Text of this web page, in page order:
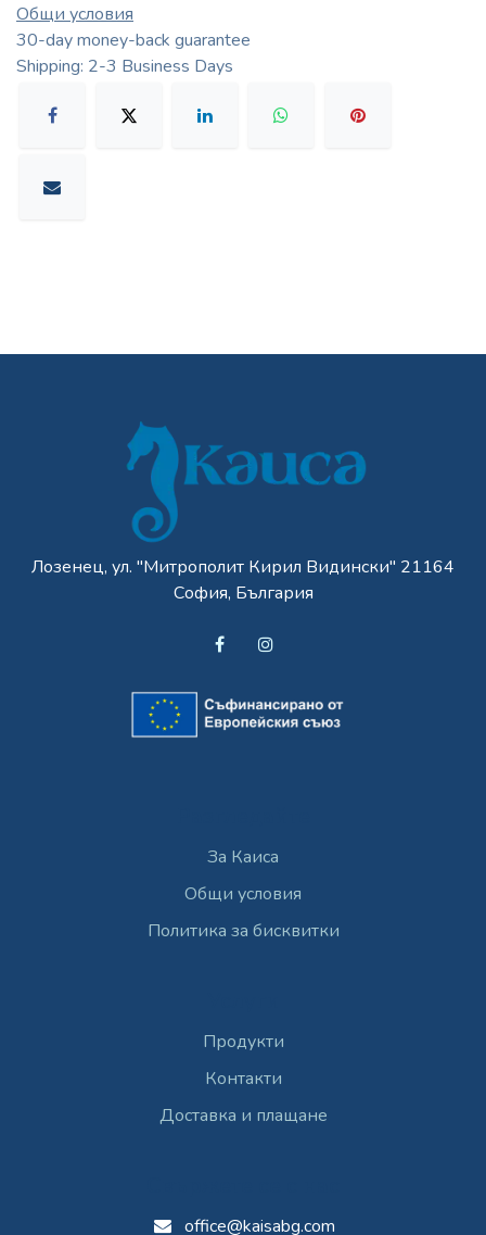
Общи условия
30-day money-back guarantee
Shipping: 2-3 Business Days
За Каиса
Общи условия
Политика за бисквитки
Продукти
Контакти
Доставка и плащане
office@kaisabg.com
Лозенец, ул. "Митрополит Кирил Видински" 21164
София, България